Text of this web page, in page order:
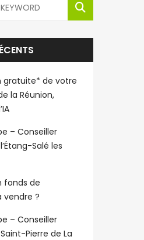
gratuite* de votre
la Réunion,
– Conseiller
Salé les
fonds de
?
– Conseiller
Pierre de La